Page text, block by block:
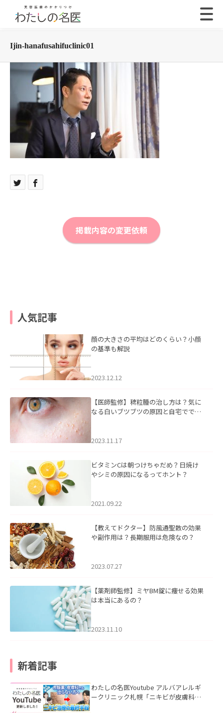
Ijin-hanafusahifuclinic01
掲載内容の変更依頼
人気記事
顔の大きさの平均はどのくらい？小顔
の基準も解説
2023.12.12
【医師監修】稗粒腫の治し方は？気に
なる白いブツブツの原因と自宅ででき
2023.11.17
ビタミンCは朝つけちゃだめ？日焼け
やシミの原因になるってホント？
2021.09.22
【教えてドクター】防風通聖散の効果
や副作用は？長期服用は危険なの？
2023.07.27
【薬剤師監修】ミヤBM錠に痩せる効果
は本当にあるの？
2023.11.10
新着記事
わたしの名医Youtube アルバアレルギ
ークリニック札幌「ニキビが皮膚科で